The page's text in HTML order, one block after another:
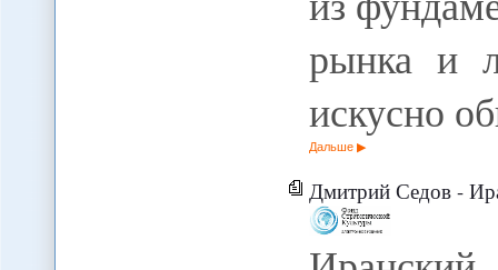
рынка и
искусно
Дальше
Дмитрий Седов -